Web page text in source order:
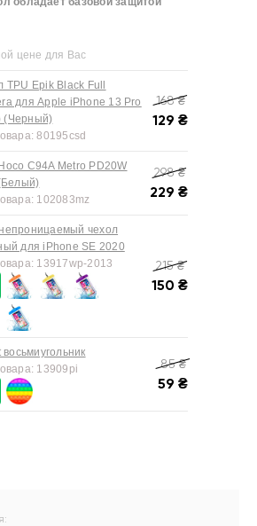
цене для Вас
TPU Epik Black Full
для Apple iPhone 13 Pro
(Черный)
80195csd
168₴
129 ₴
C94A Metro PD20W
102083mz
298₴
229 ₴
чехол
для iPhone SE 2020
13917wp-2013 215₴
150 ₴
восьмиугольник
13909pi 85₴
59 ₴